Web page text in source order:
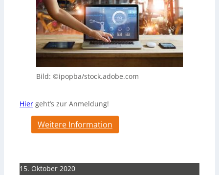
Bild: ©ipopba/stock.adobe.com
Hier geht’s zur Anmeldung!
Weitere Information
15. Oktober 2020